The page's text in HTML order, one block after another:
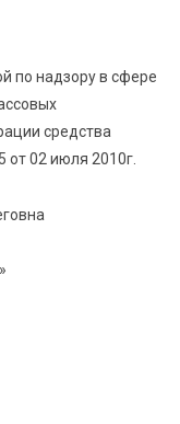
мёда и
для
по надзору в сфере
средства
02 июля 2010г.